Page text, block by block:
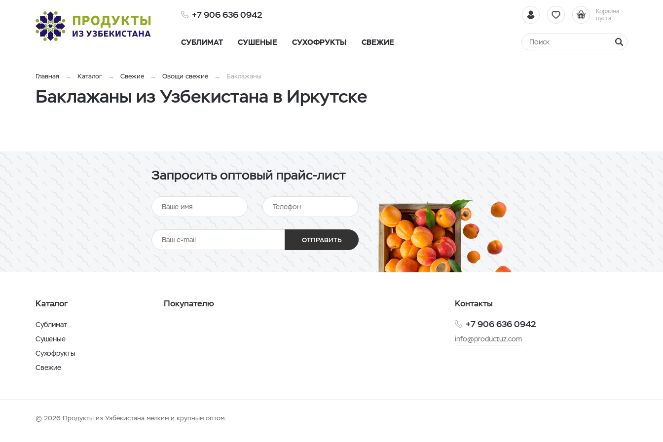
+7 906 636 0942
Корзина
пуста
СУБЛИМАТ СУШЕНЫЕ СУХОФРУКТЫ СВЕЖИЕ
Главная Каталог Свежие Овощи свежие Баклажаны
Баклажаны из Узбекистана в Иркутске
Запросить оптовый прайс-лист
ОТПРАВИТЬ
Каталог
Сублимат
Сушеные
Сухофрукты
Свежие
Покупателю
Контакты
+7 906 636 0942
info@productuz.com
© 2026 Продукты из Узбекистана мелким и крупным оптом.